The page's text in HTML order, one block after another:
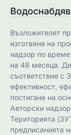
Възложителят
изготвяне на
надзор по
на 48 месеца.
съответствие с
ефективност,
постигане на
Авторски
Територията
предписанията